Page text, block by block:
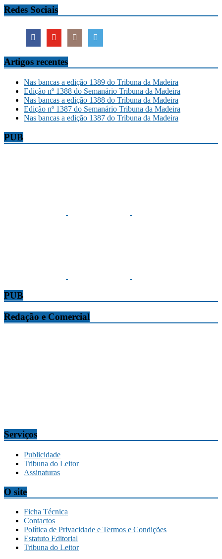
Redes Sociais
Artigos recentes
Nas bancas a edição 1389 do Tribuna da Madeira
Edição nº 1388 do Semanário Tribuna da Madeira
Nas bancas a edição 1388 do Tribuna da Madeira
Edição nº 1387 do Semanário Tribuna da Madeira
Nas bancas a edição 1387 do Tribuna da Madeira
PUB
PUB
Redação e Comercial
Serviços
Publicidade
Tribuna do Leitor
Assinaturas
O site
Ficha Técnica
Contactos
Política de Privacidade e Termos e Condições
Estatuto Editorial
Tribuna do Leitor